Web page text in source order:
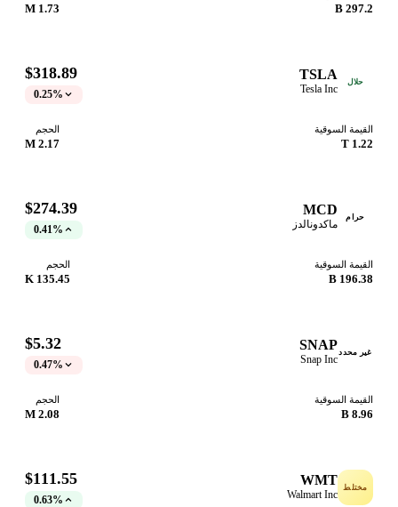
297.2 B
1.73 M
حلال TSLA
Tesla Inc
$318.89
0.25%
القيمة السوقية
1.22 T
الحجم
2.17 M
حرام MCD
ماكدونالدز
$274.39
0.41%
القيمة السوقية
196.38 B
الحجم
135.45 K
غير محدد SNAP
Snap Inc
$5.32
0.47%
القيمة السوقية
8.96 B
الحجم
2.08 M
مختلط WMT
Walmart Inc
$111.55
0.63%